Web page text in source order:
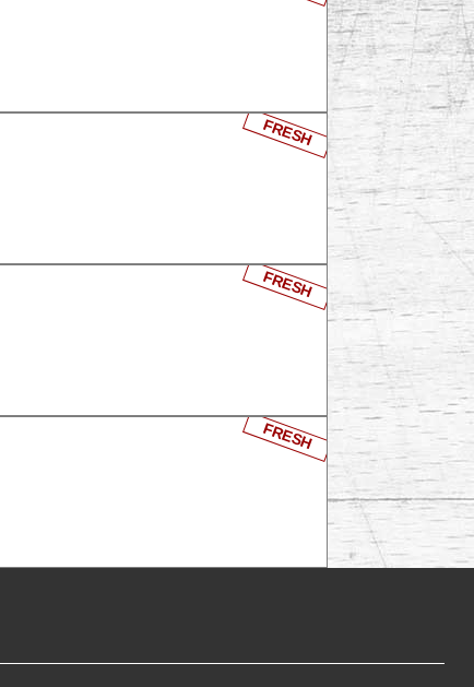
FRESH
FRESH
FRESH